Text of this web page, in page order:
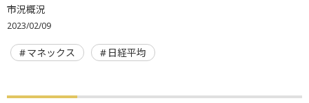
市況概況
2023/02/09
マネックス 日経平均